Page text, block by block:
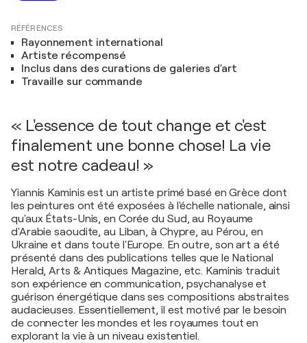
RÉFÉRENCES
Rayonnement international
Artiste récompensé
Inclus dans des curations de galeries d'art
Travaille sur commande
« L'essence de tout change et c'est
finalement une bonne chose! La vie
est notre cadeau! »
Yiannis Kaminis est un artiste primé basé en Grèce dont
les peintures ont été exposées à l'échelle nationale, ainsi
qu'aux États-Unis, en Corée du Sud, au Royaume
d'Arabie saoudite, au Liban, à Chypre, au Pérou, en
Ukraine et dans toute l'Europe. En outre, son art a été
présenté dans des publications telles que le National
Herald, Arts & Antiques Magazine, etc. Kaminis traduit
son expérience en communication, psychanalyse et
guérison énergétique dans ses compositions abstraites
audacieuses. Essentiellement, il est motivé par le besoin
de connecter les mondes et les royaumes tout en
explorant la vie à un niveau existentiel.